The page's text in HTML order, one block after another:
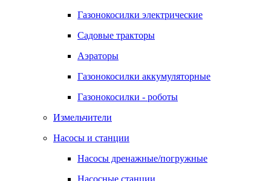
Газонокосилки электрические
Садовые тракторы
Аэраторы
Газонокосилки аккумуляторные
Газонокосилки - роботы
Измельчители
Насосы и станции
Насосы дренажные/погружные
Насосные станции